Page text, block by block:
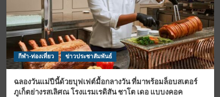
กีฬา-ท่องเที่ยว ข่าวประชาสัมพันธ์
ฉลองวันแม่ปีนี้ด้วยบุฟเฟต์มื้อกลางวัน ที่มาพร้อมล็อบสเตอร์
ภูเก็ตย่างรสเลิศณ โรงแรมเรดิสัน ชาโต เดอ แบบงคอค